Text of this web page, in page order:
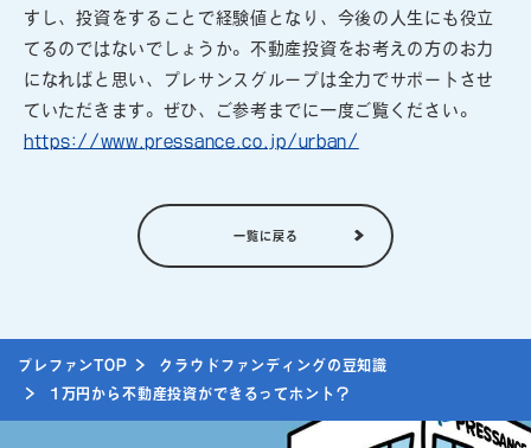
すし、投資をすることで経験値となり、今後の人生にも役立
てるのではないでしょうか。不動産投資をお考えの方のお力
になればと思い、プレサンスグループは全力でサポートさせ
ていただきます。ぜひ、ご参考までに一度ご覧ください。
https://www.pressance.co.jp/urban/
一覧に戻る
プレファンTOP
クラウドファンディングの豆知識
1万円から不動産投資ができるってホント？